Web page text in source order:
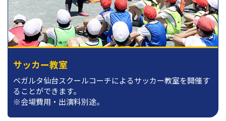
サッカー教室
ベガルタ仙台スクールコーチによるサッカー教室を開催す
ることができます。
※会場費用・出演料別途。